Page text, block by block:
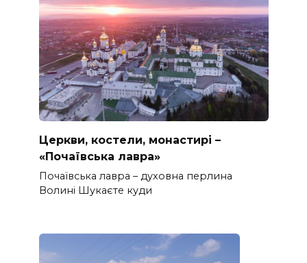
Церкви, костели, монастирі –
«Почаївська лавра»
Почаївська лавра – духовна перлина
Волині Шукаєте куди